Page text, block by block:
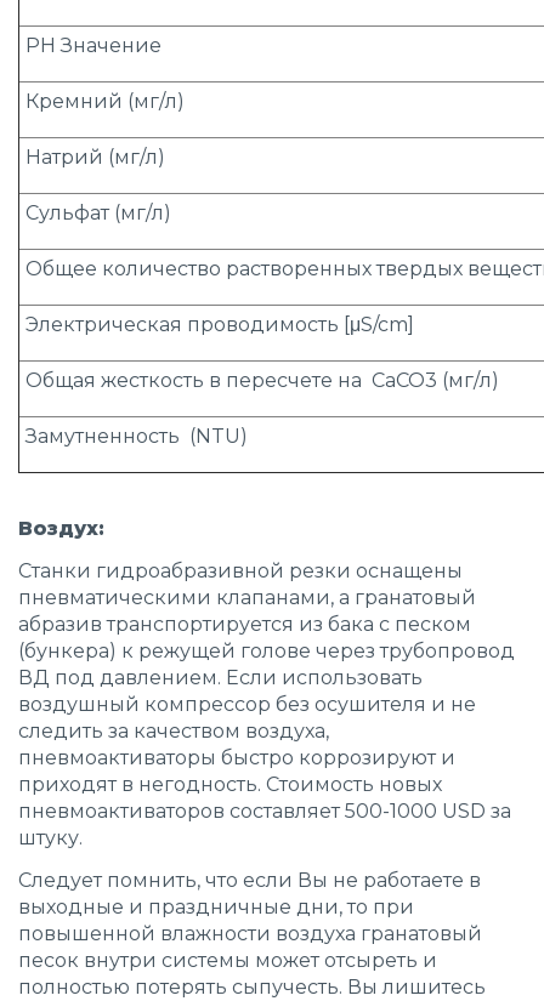
PH Значение
Кремний (мг/л)
Натрий (мг/л)
Сульфат (мг/л)
Общее количество растворенных твердых
Электрическая проводимость [μS/cm]
Общая жесткость в пересчете на CaCO3 (мг/л)
Замутненность (NTU)
Воздух:
Станки гидроабразивной резки оснащены
пневматическими клапанами, а гранатовый
абразив транспортируется из бака с песком
(бункера) к режущей голове через трубопровод
ВД под давлением. Если использовать
воздушный компрессор без осушителя и не
следить за качеством воздуха,
пневмоактиваторы быстро коррозируют и
приходят в негодность. Стоимость новых
пневмоактиваторов составляет 500-1000 USD за
штуку.
Следует помнить, что если Вы не работаете в
выходные и праздничные дни, то при
повышенной влажности воздуха гранатовый
песок внутри системы может отсыреть и
полностью потерять сыпучесть. Вы лишитесь